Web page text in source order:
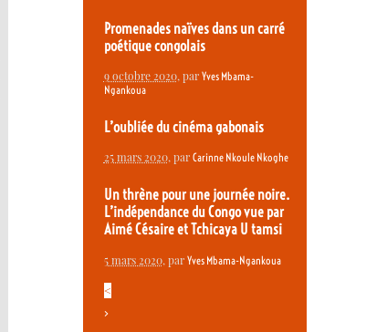
Promenades naïves dans un carré
poétique congolais
9 octobre 2020, par Yves Mbama-
Ngankoua
L’oubliée du cinéma gabonais
25 mars 2020, par Carinne Nkoule Nkoghe
Un thrène pour une journée noire.
L’indépendance du Congo vue par
Aimé Césaire et Tchicaya U tamsi
5 mars 2020, par Yves Mbama-Ngankoua
<
>